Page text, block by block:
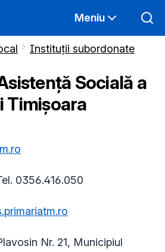
Meniu
Instituții subordonate
Socială a
Timișoara
0356.416.050
Nr. 21, Municipiul